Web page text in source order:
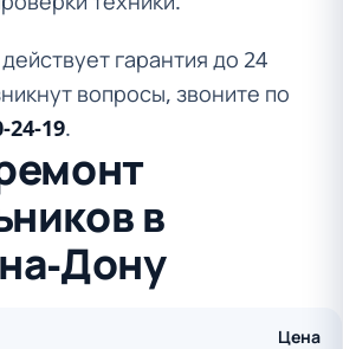
гарантия до 24
вопросы, звоните по
24-19.
в
Дону
Цена